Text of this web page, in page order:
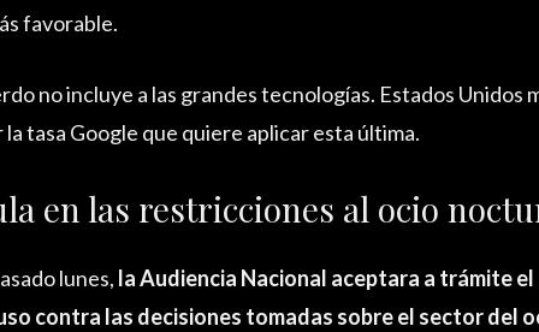
favorable.
no incluye a las grandes tecnologías. Estados Unidos
tasa Google que quiere aplicar esta última.
en las restricciones al ocio
lunes, la Audiencia Nacional aceptara a trámite
contra las decisiones tomadas sobre el sector del